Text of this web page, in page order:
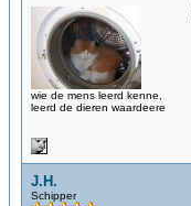
wie de mens leerd kenne,
leerd de dieren waardeere
J.H.
Schipper